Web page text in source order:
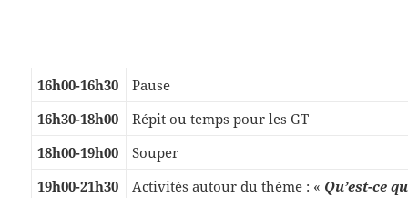
16h00-16h30
Pause
16h30-18h00
Répit ou temps pour les GT
18h00-19h00
Souper
19h00-21h30
Activités autour du thème : « Qu’est-ce